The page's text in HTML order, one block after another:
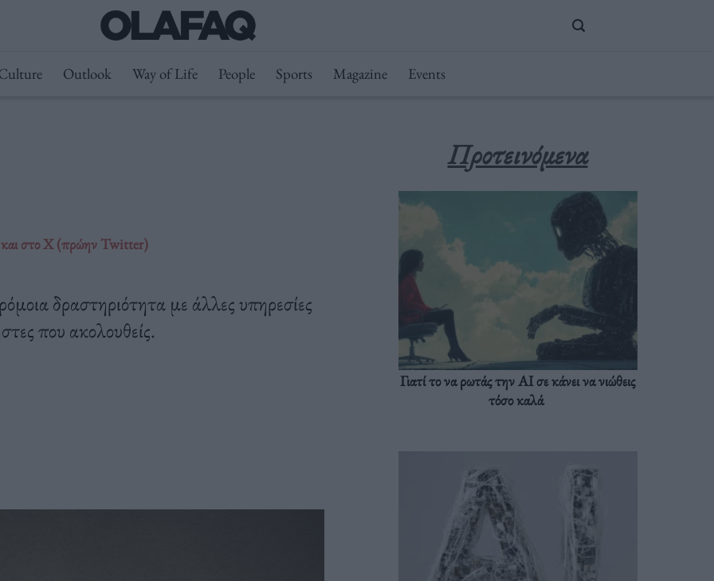
Outlook Way of Life People Sports Magazine Events
και στο X (πρώην Twitter)
δραστηριότητα με άλλες υπηρεσίες
που ακολουθείς.
Προτεινόμενα
Γιατί το να ρωτάς την AI σε κάνει να νιώθεις
τόσο καλά